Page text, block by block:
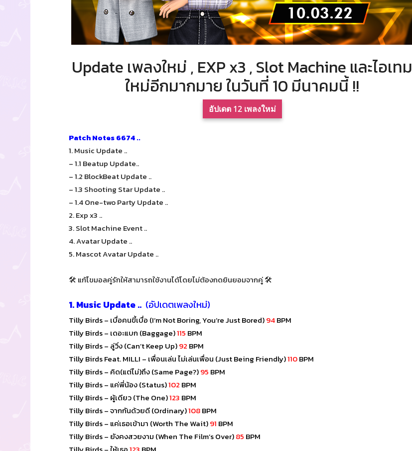
Update เพลงใหม่ , EXP x3 , Slot Machine และไอเทม
ใหม่อีกมากมาย ในวันที่ 10 มีนาคมนี้ !!
อัปเดต 12 เพลงใหม่
Patch Notes 6674 ..
1. Music Update ..
– 1.1 Beatup Update..
– 1.2 BlockBeat Update ..
– 1.3 Shooting Star Update ..
– 1.4 One-two Party Update ..
2. Exp x3 ..
3. Slot Machine Event ..
4. Avatar Update ..
5. Mascot Avatar Update ..
🛠 แก้ไขมอลคู่รักให้สามารถใช้งานได้โดยไม่ต้องกดยินยอมจากคู่ 🛠
1. Music Update .. (อัปเดตเพลงใหม่)
Tilly Birds – เบื่อคนขี้เบื่อ (I’m Not Boring, You’re Just Bored)94BPM
Tilly Birds – เดอะแบก (Baggage)115 BPM
Tilly Birds – ลู่วิ่ง (Can’t Keep Up)92 BPM
Tilly Birds Feat. MILLI – เพื่อนเล่น ไม่เล่นเพื่อน (Just Being Friendly)110BPM
Tilly Birds – คิด(แต่ไม่)ถึง (Same Page?)95 BPM
Tilly Birds – แค่พี่น้อง (Status)102 BPM
Tilly Birds – ผู้เดียว (The One)123 BPM
Tilly Birds – จากกันด้วยดี (Ordinary)108BPM
Tilly Birds – แค่เธอเข้ามา (Worth The Wait)91 BPM
Tilly Birds – ยังคงสวยงาม (When The Film’s Over)85 BPM